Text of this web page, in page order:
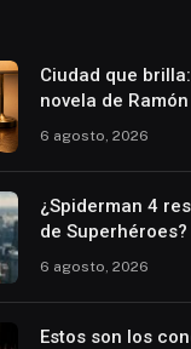
Ciudad que
novela de
6 agosto, 2026
¿Spiderman 4
de Superhéroes?
6 agosto, 2026
Estos son los